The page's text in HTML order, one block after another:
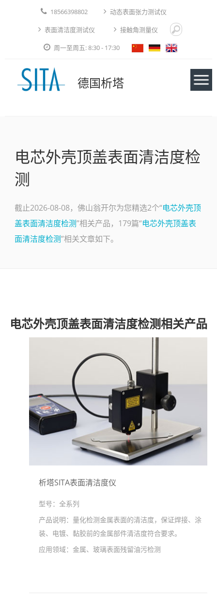
18566398802 动态表面张力测试仪
表面清洁度测试仪 接触角测量仪
周一至周五: 8:30 - 17:30
德国析塔
应用实例
技术论文
免费测试
了解SITA
电芯外壳顶盖表面清洁度检
测
截止2026-08-08，佛山翁开尔为您精选2个“电芯外壳顶
盖表面清洁度检测”相关产品，179篇“电芯外壳顶盖表
面清洁度检测”相关文章如下。
电芯外壳顶盖表面清洁度检测相关产品
析塔SITA表面清洁度仪
型号： 全系列
产品说明： 量化检测金属表面的清洁度，保证焊接、涂
装、电镀、黏胶前的金属部件清洁度符合要求。
应用领域： 金属、玻璃表面残留油污检测